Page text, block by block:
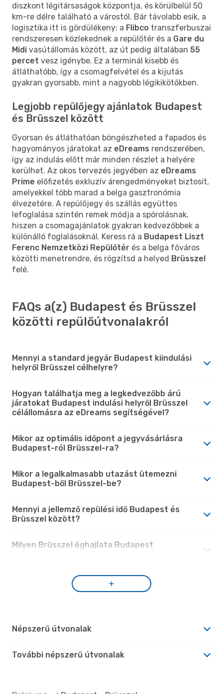
diszkont légitársaságok központja, és körülbelül 50
km-re délre található a várostól. Bár távolabb esik, a
logisztika itt is gördülékeny: a Flibco transzferbuszai
rendszeresen közlekednek a repülőtér és a Gare du
Midi vasútállomás között, az út pedig általában 55
percet vesz igénybe. Ez a terminál kisebb és
átláthatóbb, így a csomagfelvétel és a kijutás
gyakran gyorsabb, mint a nagyobb légikikötőkben.
Legjobb repülőjegy ajánlatok Budapest
és Brüsszel között
Gyorsan és átláthatóan böngészheted a fapados és
hagyományos járatokat az eDreams rendszerében,
így az indulás előtt már minden részlet a helyére
kerülhet. Az okos tervezés jegyében az eDreams
Prime előfizetés exkluzív árengedményeket biztosít,
amelyekkel több marad a belga gasztronómia
élvezetére. A repülőjegy és szállás együttes
lefoglalása szintén remek módja a spórolásnak,
hiszen a csomagajánlatok gyakran kedvezőbbek a
különálló foglalásoknál. Keress rá a Budapest Liszt
Ferenc Nemzetközi Repülőtér és a belga főváros
közötti menetrendre, és rögzítsd a helyed Brüsszel
felé.
FAQs a(z) Budapest és Brüsszel
közötti repülőútvonalakról
Mennyi a standard jegyár Budapest kiindulási
helyről Brüsszel célhelyre?
Hogyan találhatja meg a legkedvezőbb árú
járatokat Budapest indulási helyről Brüsszel
célállomásra az eDreams segítségével?
Mikor az optimális időpont a jegyvásárlásra
Budapest-ról Brüsszel-ra?
Mikor a legalkalmasabb utazást ütemezni
Budapest-ből Brüsszel-be?
Mennyi a jellemző repülési idő Budapest és
Brüsszel között?
Milyen Brüsszel éghajlata Budapest
Népszerű útvonalak
További népszerű útvonalak